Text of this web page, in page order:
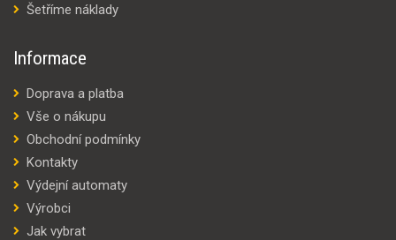
Šetříme náklady
Informace
Doprava a platba
Vše o nákupu
Obchodní podmínky
Kontakty
Výdejní automaty
Výrobci
Jak vybrat